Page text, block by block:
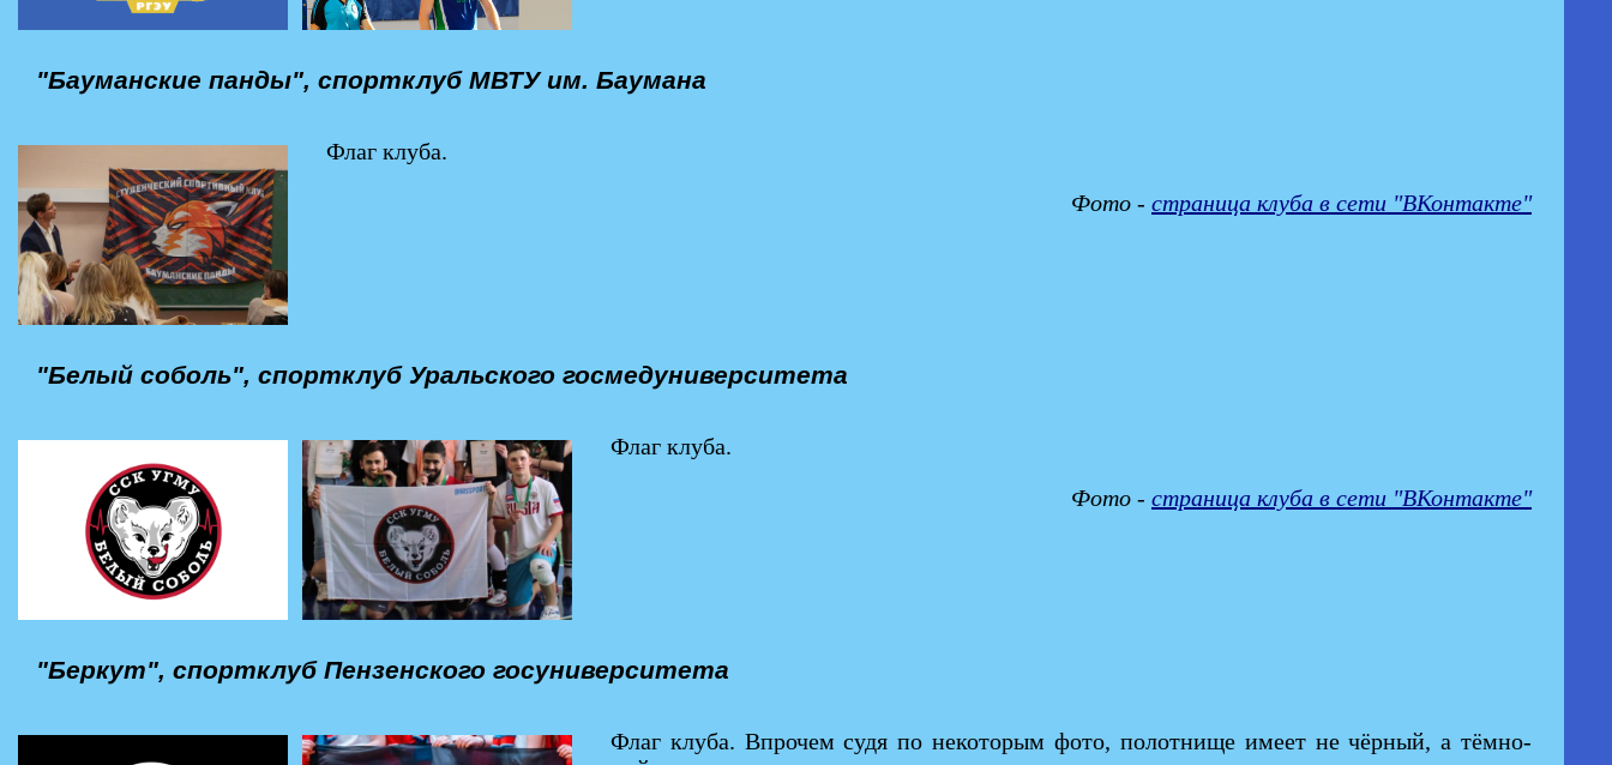
"Бауманские панды", спортклуб МВТУ им. Баумана
Флаг клуба.
Фото - страница клуба в сети "ВКонтакте"
"Белый соболь", спортклуб Уральского госмедуниверситета
Флаг клуба.
Фото - страница клуба в сети "ВКонтакте"
"Беркут", спортклуб Пензенского госуниверситета
Флаг клуба. Впрочем судя по некоторым фото, полотнище имеет не чёрный, а тёмно-